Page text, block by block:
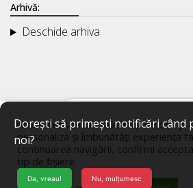
Arhivă:
Deschide arhiva
Dorești să primești notificări când
noi?
Da, vreau! Nu, mulțumesc
Acest website utilizează fișiere de tip
personaliza și îmbunătăți experiența
continuarea navigării, confirmi
tip de fișiere.